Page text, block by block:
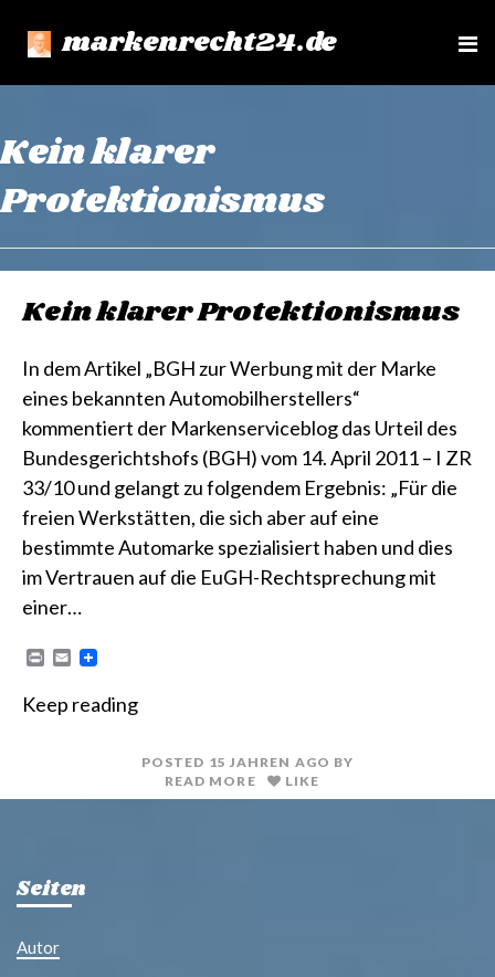
markenrecht24.de
e
Kein klarer
Protektionismus
Kein klarer Protektionismus
In dem Artikel „BGH zur Werbung mit der Marke
eines bekannten Automobilherstellers“
kommentiert der Markenserviceblog das Urteil des
Bundesgerichtshofs (BGH) vom 14. April 2011 – I ZR
33/10 und gelangt zu folgendem Ergebnis: „Für die
freien Werkstätten, die sich aber auf eine
bestimmte Automarke spezialisiert haben und dies
im Vertrauen auf die EuGH-Rechtsprechung mit
einer…
n
E
i
Keep reading
POSTED 15 JAHREN AGO BY
READ MORE
LIKE
Seiten
Autor